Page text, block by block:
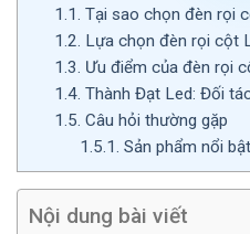
1.1. Tại sao chọn đèn rọi
1.2. Lựa chọn đèn rọi cột
1.3. Ưu điểm của đèn rọi
1.4. Thành Đạt Led: Đối
1.5. Câu hỏi thường gặp
1.5.1. Sản phẩm nổi bật
Nội dung bài viết